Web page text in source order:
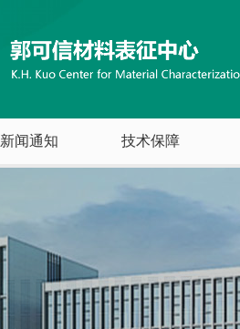
新闻通知 技术保障